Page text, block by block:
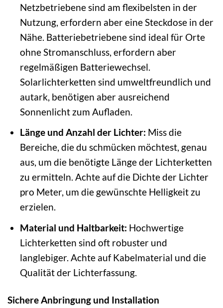
Netzbetriebene sind am flexibelsten in der
Nutzung, erfordern aber eine Steckdose in der
Nähe. Batteriebetriebene sind ideal für Orte
ohne Stromanschluss, erfordern aber
regelmäßigen Batteriewechsel.
Solarlichterketten sind umweltfreundlich und
autark, benötigen aber ausreichend
Sonnenlicht zum Aufladen.
Länge und Anzahl der Lichter: Miss die
Bereiche, die du schmücken möchtest, genau
aus, um die benötigte Länge der Lichterketten
zu ermitteln. Achte auf die Dichte der Lichter
pro Meter, um die gewünschte Helligkeit zu
erzielen.
Material und Haltbarkeit: Hochwertige
Lichterketten sind oft robuster und
langlebiger. Achte auf Kabelmaterial und die
Qualität der Lichterfassung.
Sichere Anbringung und Installation